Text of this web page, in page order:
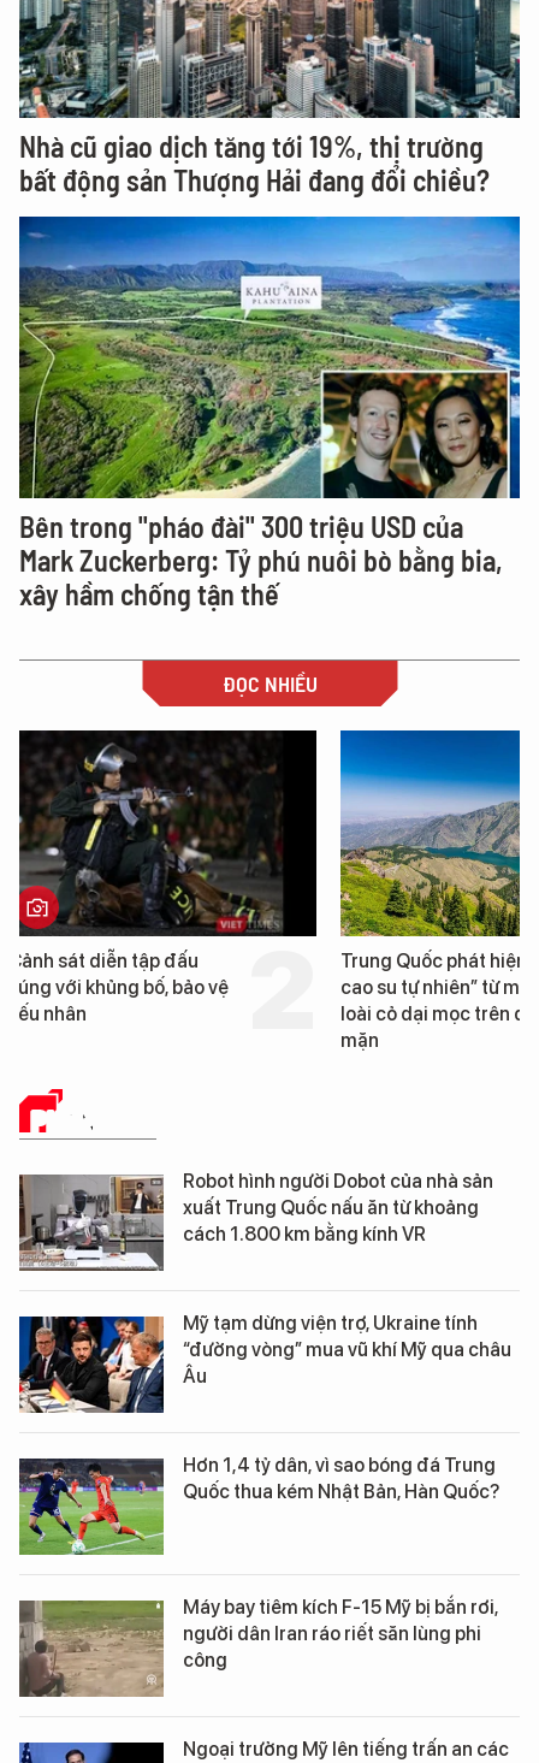
Nhà cũ giao dịch tăng tới 19%, thị trường
bất động sản Thượng Hải đang đổi chiều?
Bên trong "pháo đài" 300 triệu USD của
Mark Zuckerberg: Tỷ phú nuôi bò bằng bia,
xây hầm chống tận thế
ĐỌC NHIỀU
Trung Quốc phát hiện “mỏ
cao su tự nhiên” từ một
loài cỏ dại mọc trên đất
Loạt dự án bất động
Đà Nẵng sắp bị kiểm
PHÂN TÍCH
Robot hình người Dobot của nhà sản
xuất Trung Quốc nấu ăn từ khoảng
cách 1.800 km bằng kính VR
Mỹ tạm dừng viện trợ, Ukraine tính
“đường vòng” mua vũ khí Mỹ qua châu
Âu
Hơn 1,4 tỷ dân, vì sao bóng đá Trung
Quốc thua kém Nhật Bản, Hàn Quốc?
Máy bay tiêm kích F-15 Mỹ bị bắn rơi,
người dân Iran ráo riết săn lùng phi
công
Ngoại trưởng Mỹ lên tiếng trấn an các